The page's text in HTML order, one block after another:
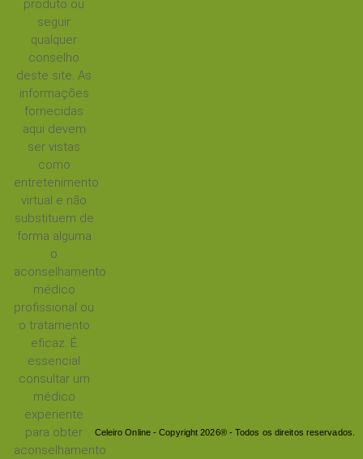
produto ou
seguir
qualquer
conselho
deste site. As
informações
fornecidas
aqui devem
ser vistas
como
entretenimento
virtual e não
substituem de
forma alguma
o
aconselhamento
médico
profissional ou
o tratamento
eficaz. É
essencial
consultar um
médico
experiente
para obter
aconselhamento
Celeiro Online - Copyright 2026® - Todos os direitos reservados.